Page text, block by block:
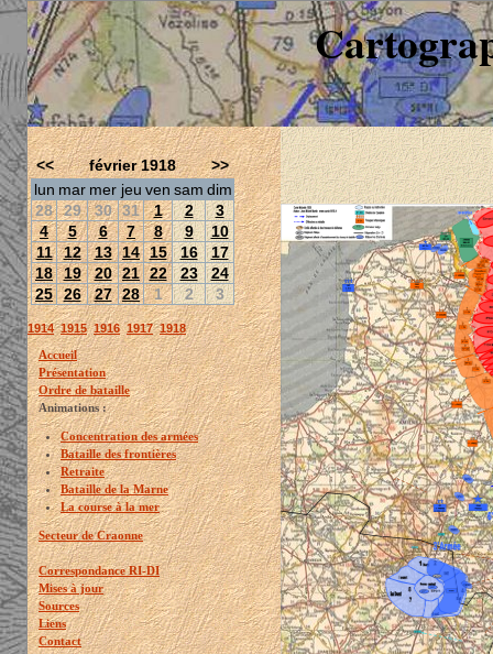
<< février 1918
>>
lun mar mer jeu ven sam dim
28 29 30 31 1 2
3
4
5 6 7 8 9
10
11
12 13 14 15 16
17
18 19 20 21 22 23
24
25 26 27 28 1 2 3
1914 1915 1916 1917 1918
Accueil
Présentation
Ordre de bataille
Animations :
Concentration des armées
Bataille des frontières
Retraite
Bataille de la Marne
La course à la mer
Secteur de Craonne
Correspondance RI-DI
Mises à jour
Sources
Liens
Contact